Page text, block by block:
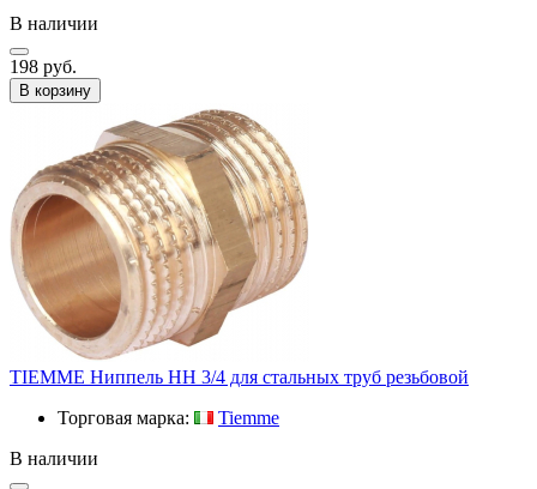
В наличии
198 руб.
В корзину
TIEMME Ниппель HH 3/4 для стальных труб резьбовой
Торговая марка:
Tiemme
В наличии